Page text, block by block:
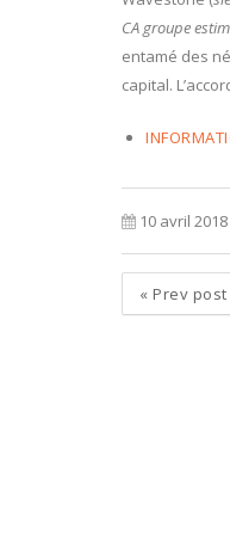
CA groupe
entamé des
capital.
10 avril 2018
« Prev post